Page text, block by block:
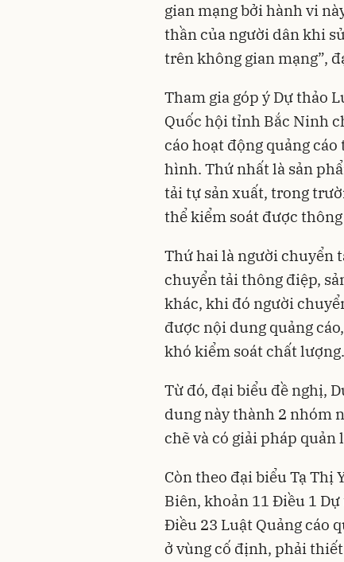
gian mạng bởi hành vi
thần của người dân khi
trên không gian mạng”,
Tham gia góp ý Dự thảo
Quốc hội tỉnh Bắc Ninh
cáo hoạt động quảng
hình. Thứ nhất là sản
tải tự sản xuất, trong
thể kiểm soát được
Thứ hai là người chuyển
chuyển tải thông điệp,
khác, khi đó người
được nội dung quảng
khó kiểm soát chất lượng.
Từ đó, đại biểu đề nghị,
dung này thành 2 nhóm
chẽ và có giải pháp quản
Còn theo đại biểu Tạ Thị
Biên, khoản 11 Điều 1
Điều 23 Luật Quảng cáo
ở vùng cố định, phải